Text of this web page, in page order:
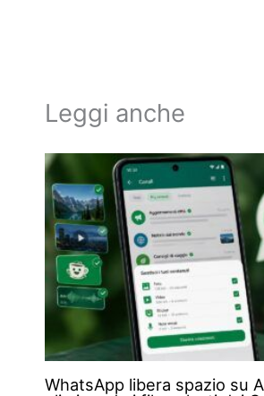
Leggi anche
WhatsApp libera spazio su